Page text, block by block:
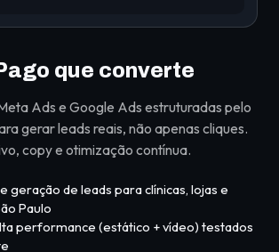
que converte
Ads e Google Ads estruturadas pelo
gerar leads reais, não apenas cliques.
copy e otimização contínua.
geração de leads para clínicas, lojas e
Paulo
performance (estático + vídeo) testados